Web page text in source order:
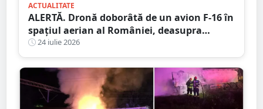
ACTUALITATE
ALERTĂ. Dronă doborâtă de un avion F-16 în
spațiul aerian al României, deasupra
județului Buzău
24 iulie 2026